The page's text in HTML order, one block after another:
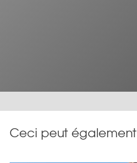
Ceci peut également